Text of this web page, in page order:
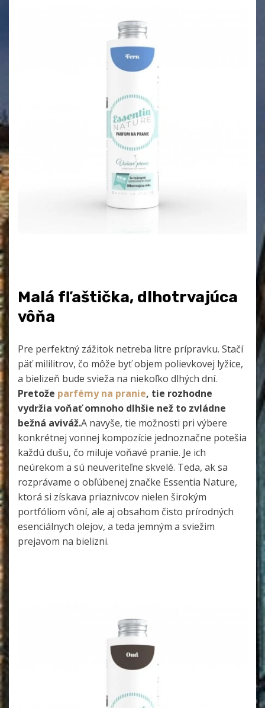
Malá fľaštička, dlhotrvajúca
vôňa
Pre perfektný zážitok netreba litre prípravku. Stačí
päť mililitrov, čo môže byť objem polievkovej lyžice,
a bielizeň bude svieža na niekoľko dlhých dní.
Pretože parfémy na pranie, tie rozhodne
vydržia voňať omnoho dlhšie než to zvládne
bežná aviváž.A navyše, tie možnosti pri výbere
konkrétnej vonnej kompozície jednoznačne potešia
každú dušu, čo miluje voňavé pranie. Je ich
neúrekom a sú neuveriteľne skvelé. Teda, ak sa
rozprávame o obľúbenej značke Essentia Nature,
ktorá si získava priaznivcov nielen širokým
portfóliom vôní, ale aj obsahom čisto prírodných
esenciálnych olejov, a teda jemným a sviežim
prejavom na bielizni.